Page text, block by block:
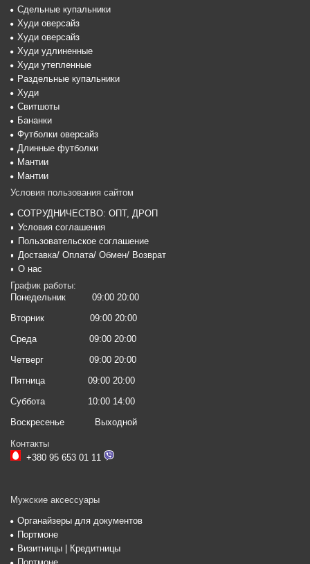
Сдельные купальники
Худи оверсайз
Худи оверсайз
Худи удлиненные
Худи утепленные
Раздельные купальники
Худи
Свитшоты
Бананки
Футболки оверсайз
Длинные футболки
Мантии
Мантии
Условия пользования сайтом
СОТРУДНИЧЕСТВО: ОПТ, ДРОП
Условия соглашения
Пользовательское соглашение
Доставка/ Оплата/ Обмен/ Возврат
О нас
График работы:
Понедельник
09:00 20:00
Вторник
09:00 20:00
Среда
09:00 20:00
Четверг
09:00 20:00
Пятница
09:00 20:00
Суббота
10:00 14:00
Воскресенье
Выходной
Контакты
+380 95 653 01 11
Мужские аксессуары
Органайзеры для документов
Портмоне
Визитницы | Кредитницы